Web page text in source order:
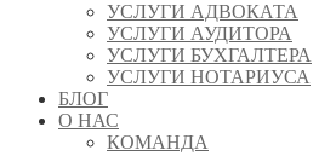
УСЛУГИ АДВОКАТА
УСЛУГИ АУДИТОРА
УСЛУГИ БУХГАЛТЕРА
УСЛУГИ НОТАРИУСА
БЛОГ
О НАС
КОМАНДА